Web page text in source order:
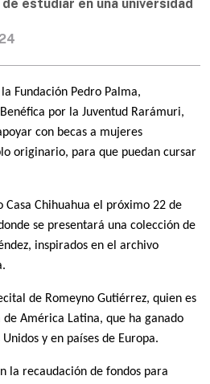
estudiar en una universidad
Fundación Pedro Palma,
por la Juventud Rarámuri,
con becas a mujeres
originario, para que puedan cursar
Casa Chihuahua el próximo 22 de
se presentará una colección de
inspirados en el archivo
de Romeyno Gutiérrez, quien es
América Latina, que ha ganado
y en países de Europa.
la recaudación de fondos para